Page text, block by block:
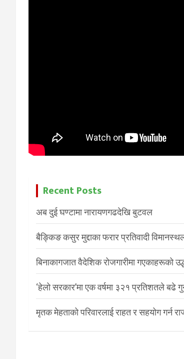
Recent Posts
अब दुई घण्टामा नारायणगढदेखि बुटवल
बैङ्किङ कसुर मुद्दाका फरार प्रतिवादी
बिनाकागजात वैदेशिक रोजगारीमा गएकाहरूको
‘हेलो सरकार’मा एक वर्षमा ३२१ प्रतिशतले बढे
मृतक मेहताको परिवारलाई राहत र सहयोग गर्न